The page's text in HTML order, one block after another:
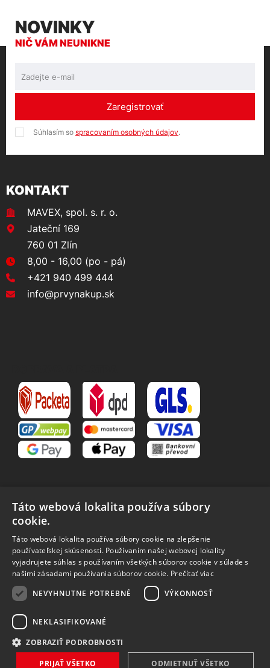
NOVINKY
NIČ VÁM NEUNIKNE
Zaregistrovať
Súhlasím so spracovaním osobných údajov.
KONTAKT
MAVEX, spol. s. r. o.
Jateční 169
760 01 Zlín
8,00 - 16,00 (po - pá)
+421 940 499 444
info@prvynakup.sk
VŠETKO O NÁKUPE
O nás
Obchodné podmienky
Reklamačný poriadok
Reklamácia
Vrátenie tovaru
Spôsoby dopravy
Spracovanie osobných
údajov
Copyright 2026 MAVEX, spol. s r.o. Všechna práva vyhrazena
Táto webová lokalita používa súbory
cookie.
Táto webová lokalita používa súbory cookie na zlepšenie
používateľskej skúsenosti. Používaním našej webovej lokality
vyjadrujete súhlas s používaním všetkých súborov cookie v súlade s
našimi zásadami používania súborov cookie. Prečítať viac
NEVYHNUTNE POTREBNÉ
VÝKONNOSŤ
NEKLASIFIKOVANÉ
ZOBRAZIŤ PODROBNOSTI
PRIJAŤ VŠETKO ODMIETNUŤ VŠETKO